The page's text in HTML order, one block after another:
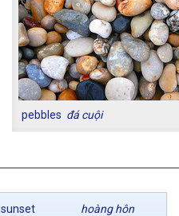
pebbles đá cuội
sunset hoàng hôn